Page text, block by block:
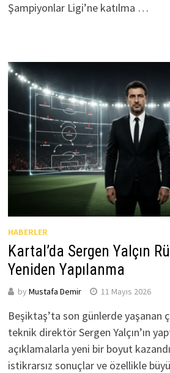
Şampiyonlar Ligi’ne katılma …
HABERLER
Kartal’da Sergen Yalçın
Yeniden Yapılanma
by Mustafa Demir 11 Mayıs 2026
Beşiktaş’ta son günlerde yaşanan
teknik direktör Sergen Yalçın’ın
açıklamalarla yeni bir boyut kazandı.
istikrarsız sonuçlar ve özellikle